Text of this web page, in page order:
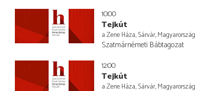
10:00
Tejkút
a Zene Háza, Sárvár, Magyarország
Szatmárnémeti Bábtagozat
12:00
Tejkút
a Zene Háza, Sárvár, Magyarország